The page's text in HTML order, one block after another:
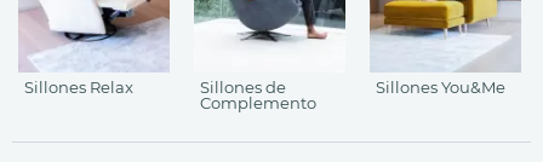
Sillones Relax
Sillones de
Complemento
Sillones You&Me